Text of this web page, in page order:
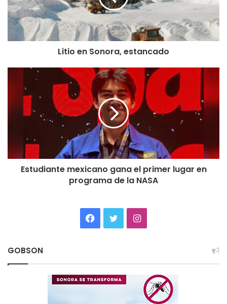
Litio en Sonora, estancado
Estudiante mexicano gana el primer lugar en
programa de la NASA
Facebook
TwitterInstagram
GOBSON